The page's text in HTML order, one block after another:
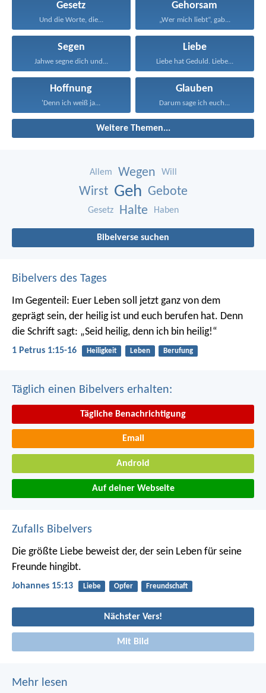
Gesetz
Und die Worte, die...
Gehorsam
„Wer mich liebt“, gab...
Segen
Jahwe segne dich und...
Liebe
Liebe hat Geduld. Liebe...
Hoffnung
'Denn ich weiß ja...
Glauben
Darum sage ich euch...
Weitere Themen...
Allem Wegen Will
Wirst Geh Gebote
Gesetz Halte Haben
Bibelverse suchen
Bibelvers des Tages
Im Gegenteil: Euer Leben soll jetzt ganz von dem
geprägt sein, der heilig ist und euch berufen hat. Denn
die Schrift sagt: „Seid heilig, denn ich bin heilig!“
1 Petrus 1:15-16 Heiligkeit Leben Berufung
Täglich einen Bibelvers erhalten:
Tägliche Benachrichtigung
Email
Android
Auf deiner Webseite
Zufalls Bibelvers
Die größte Liebe beweist der, der sein Leben für seine
Freunde hingibt.
Johannes 15:13 Liebe Opfer Freundschaft
Nächster Vers!
Mit Bild
Mehr lesen